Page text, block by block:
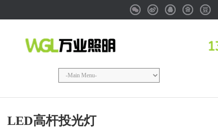
WeixinWeibo QQ Baidu
LED高杆投光灯